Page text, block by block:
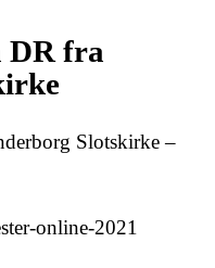
DR fra
Slotskirke –
online-2021